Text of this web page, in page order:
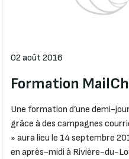
02 août 2016
Formation
Une formation d’une demi-
grâce à des campagnes
» aura lieu le 14 septembre
en après-midi à Rivière-du-